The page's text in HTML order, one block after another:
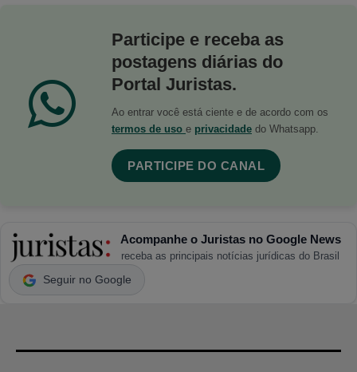
Participe e receba as
postagens diárias do
Portal Juristas.
Ao entrar você está ciente e de acordo com os
termos de uso e privacidade do Whatsapp.
PARTICIPE DO CANAL
Acompanhe o Juristas no Google News
receba as principais notícias jurídicas do Brasil
Seguir no Google